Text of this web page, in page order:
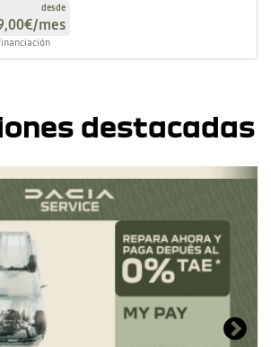
desde
/mes
destacadas